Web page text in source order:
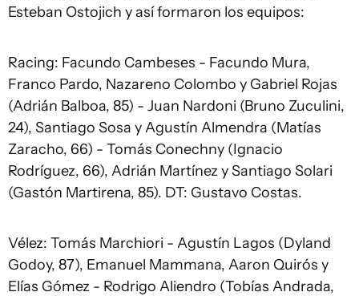
Esteban Ostojich y así formaron los equipos:
Racing: Facundo Cambeses - Facundo Mura,
Franco Pardo, Nazareno Colombo y Gabriel Rojas
(Adrián Balboa, 85) - Juan Nardoni (Bruno Zuculini,
24), Santiago Sosa y Agustín Almendra (Matías
Zaracho, 66) - Tomás Conechny (Ignacio
Rodríguez, 66), Adrián Martínez y Santiago Solari
(Gastón Martirena, 85). DT: Gustavo Costas.
Vélez: Tomás Marchiori - Agustín Lagos (Dyland
Godoy, 87), Emanuel Mammana, Aaron Quirós y
Elías Gómez - Rodrigo Aliendro (Tobías Andrada,